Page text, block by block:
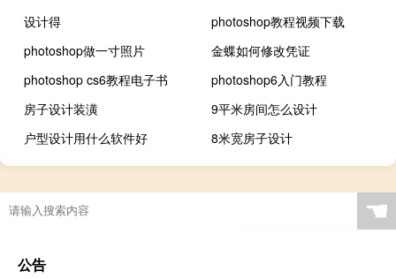
设计得
photoshop教程视频下载
photoshop做一寸照片
金蝶如何修改凭证
photoshop cs6教程电子书
photoshop6入门教程
房子设计装潢
9平米房间怎么设计
户型设计用什么软件好
8米宽房子设计
☚
公告